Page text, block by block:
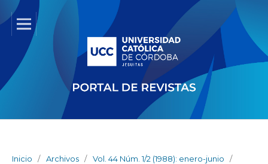
Inicio / Archivos / Vol. 44 Núm. 1/2 (1988): enero-junio
/